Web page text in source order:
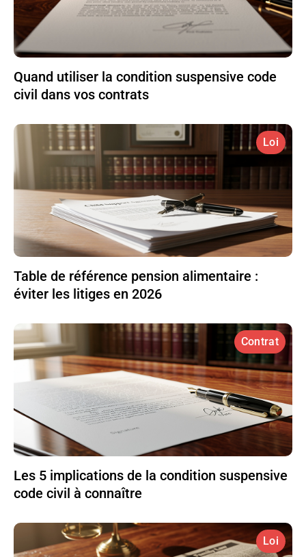
Quand utiliser la condition suspensive code
civil dans vos contrats
Loi
Table de référence pension alimentaire :
éviter les litiges en 2026
Contrat
Les 5 implications de la condition suspensive
code civil à connaître
Loi